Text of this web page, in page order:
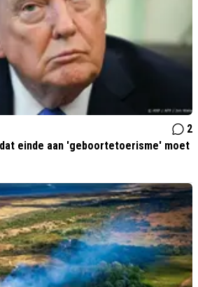
2
einde aan 'geboortetoerisme' moet